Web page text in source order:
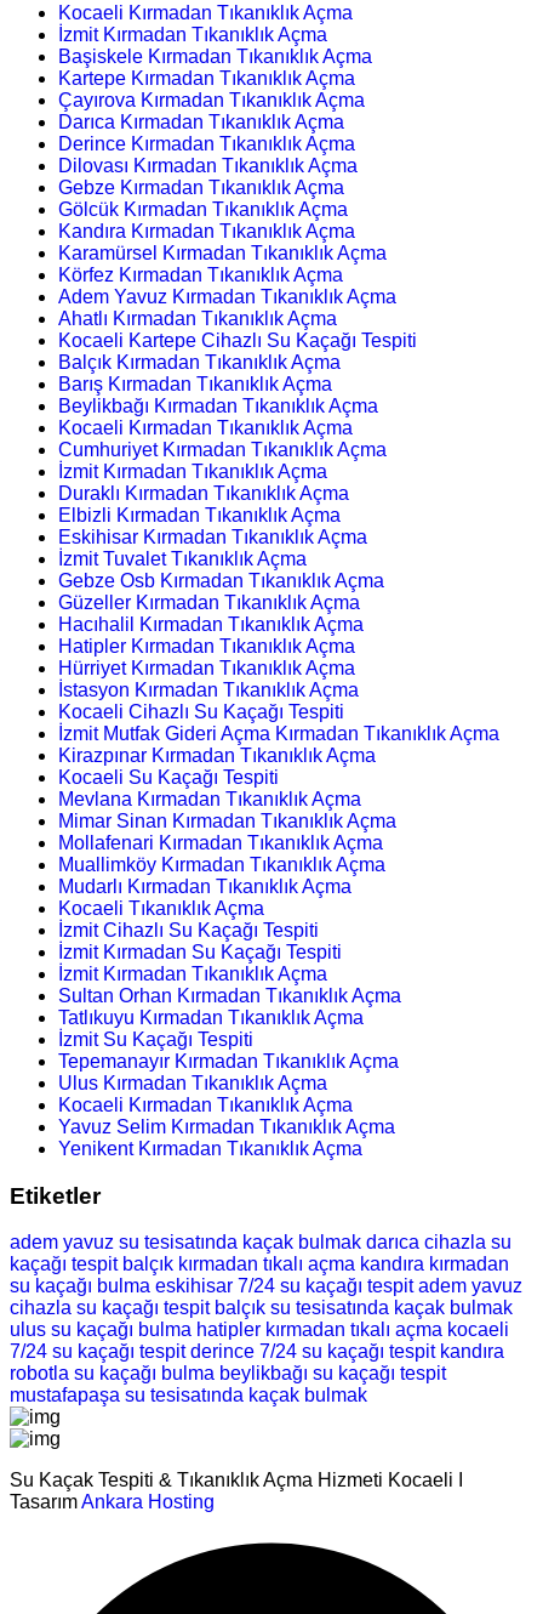
Kocaeli Kırmadan Tıkanıklık Açma
İzmit Kırmadan Tıkanıklık Açma
Başiskele Kırmadan Tıkanıklık Açma
Kartepe Kırmadan Tıkanıklık Açma
Çayırova Kırmadan Tıkanıklık Açma
Darıca Kırmadan Tıkanıklık Açma
Derince Kırmadan Tıkanıklık Açma
Dilovası Kırmadan Tıkanıklık Açma
Gebze Kırmadan Tıkanıklık Açma
Gölcük Kırmadan Tıkanıklık Açma
Kandıra Kırmadan Tıkanıklık Açma
Karamürsel Kırmadan Tıkanıklık Açma
Körfez Kırmadan Tıkanıklık Açma
Adem Yavuz Kırmadan Tıkanıklık Açma
Ahatlı Kırmadan Tıkanıklık Açma
Kocaeli Kartepe Cihazlı Su Kaçağı Tespiti
Balçık Kırmadan Tıkanıklık Açma
Barış Kırmadan Tıkanıklık Açma
Beylikbağı Kırmadan Tıkanıklık Açma
Kocaeli Kırmadan Tıkanıklık Açma
Cumhuriyet Kırmadan Tıkanıklık Açma
İzmit Kırmadan Tıkanıklık Açma
Duraklı Kırmadan Tıkanıklık Açma
Elbizli Kırmadan Tıkanıklık Açma
Eskihisar Kırmadan Tıkanıklık Açma
İzmit Tuvalet Tıkanıklık Açma
Gebze Osb Kırmadan Tıkanıklık Açma
Güzeller Kırmadan Tıkanıklık Açma
Hacıhalil Kırmadan Tıkanıklık Açma
Hatipler Kırmadan Tıkanıklık Açma
Hürriyet Kırmadan Tıkanıklık Açma
İstasyon Kırmadan Tıkanıklık Açma
Kocaeli Cihazlı Su Kaçağı Tespiti
İzmit Mutfak Gideri Açma Kırmadan Tıkanıklık Açma
Kirazpınar Kırmadan Tıkanıklık Açma
Kocaeli Su Kaçağı Tespiti
Mevlana Kırmadan Tıkanıklık Açma
Mimar Sinan Kırmadan Tıkanıklık Açma
Mollafenari Kırmadan Tıkanıklık Açma
Muallimköy Kırmadan Tıkanıklık Açma
Mudarlı Kırmadan Tıkanıklık Açma
Kocaeli Tıkanıklık Açma
İzmit Cihazlı Su Kaçağı Tespiti
İzmit Kırmadan Su Kaçağı Tespiti
İzmit Kırmadan Tıkanıklık Açma
Sultan Orhan Kırmadan Tıkanıklık Açma
Tatlıkuyu Kırmadan Tıkanıklık Açma
İzmit Su Kaçağı Tespiti
Tepemanayır Kırmadan Tıkanıklık Açma
Ulus Kırmadan Tıkanıklık Açma
Kocaeli Kırmadan Tıkanıklık Açma
Yavuz Selim Kırmadan Tıkanıklık Açma
Yenikent Kırmadan Tıkanıklık Açma
Etiketler
adem yavuz su tesisatında kaçak bulmak darıca cihazla su
kaçağı tespit balçık kırmadan tıkalı açma kandıra kırmadan
su kaçağı bulma eskihisar 7/24 su kaçağı tespit adem yavuz
cihazla su kaçağı tespit balçık su tesisatında kaçak bulmak
ulus su kaçağı bulma hatipler kırmadan tıkalı açma kocaeli
7/24 su kaçağı tespit derince 7/24 su kaçağı tespit kandıra
robotla su kaçağı bulma beylikbağı su kaçağı tespit
mustafapaşa su tesisatında kaçak bulmak
Su Kaçak Tespiti & Tıkanıklık Açma Hizmeti Kocaeli I
TasarımAnkara Hosting